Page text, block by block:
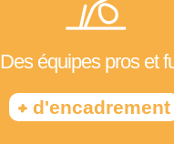
Des équipes pros et
+d'encadrement